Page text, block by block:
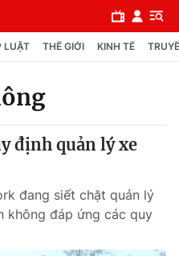
LUẬT THẾ GIỚI KINH TẾ
định quản lý xe
đang siết chặt quản lý
không đáp ứng các quy